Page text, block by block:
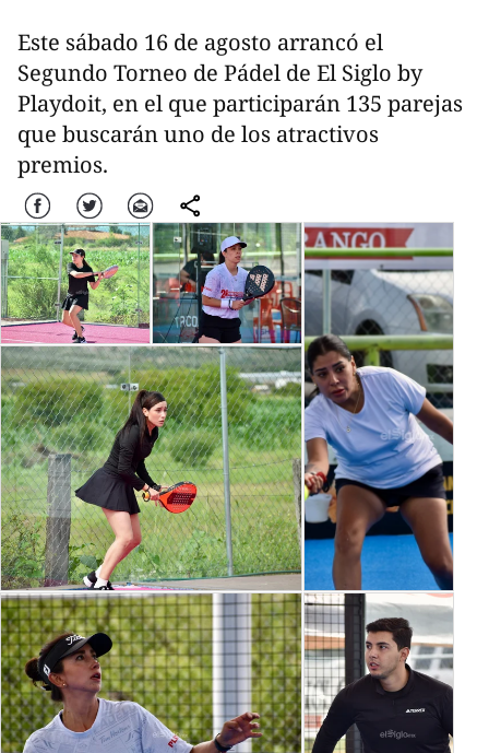
Este sábado 16 de agosto arrancó el
Segundo Torneo de Pádel de El Siglo by
Playdoit, en el que participarán 135 parejas
que buscarán uno de los atractivos
premios.
Facebook Twitter Correo comparte